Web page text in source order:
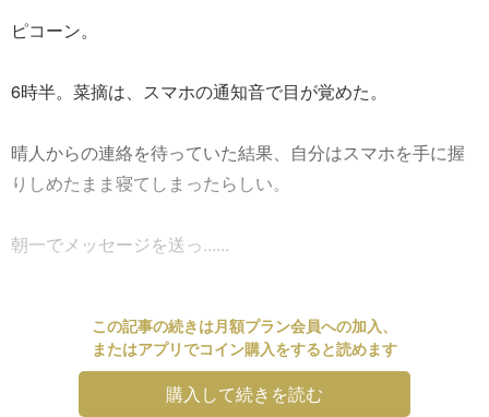
ピコーン。
6時半。菜摘は、スマホの通知音で目が覚めた。
晴人からの連絡を待っていた結果、自分はスマホを手に握
りしめたまま寝てしまったらしい。
朝一でメッセージを送っ......
この記事の続きは月額プラン会員への加入、
またはアプリでコイン購入をすると読めます
購入して続きを読む